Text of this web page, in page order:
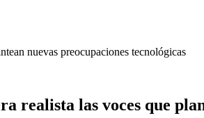
nuevas preocupaciones tecnológicas
las voces que